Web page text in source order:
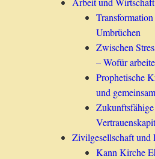
Umbrüchen
Zwischen
– Wofür
Prophetische
und
Zivilgesellschaft und
Kann Kirche